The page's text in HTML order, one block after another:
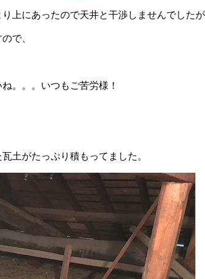
上にあったので天井と干渉しませんでしたが
で、
。。。いつもご苦労様！
土がたっぷり積もってました。